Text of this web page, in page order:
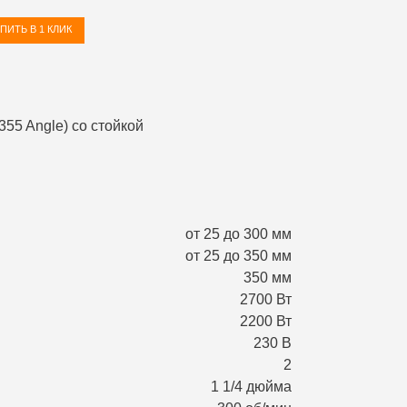
В 1 КЛИК
от 25 до 300 мм
от 25 до 350 мм
350 мм
2700 Вт
2200 Вт
230 В
2
1 1/4 дюйма